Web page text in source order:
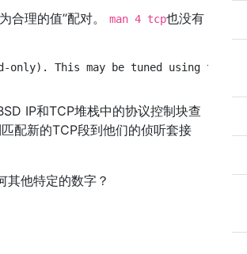
合理的值”配对。 man 4 tcp也没有
This may be tuned using the
IP和TCP堆栈中的协议控制块查
配新的TCP段到他们的侦听套接
他特定的数字？